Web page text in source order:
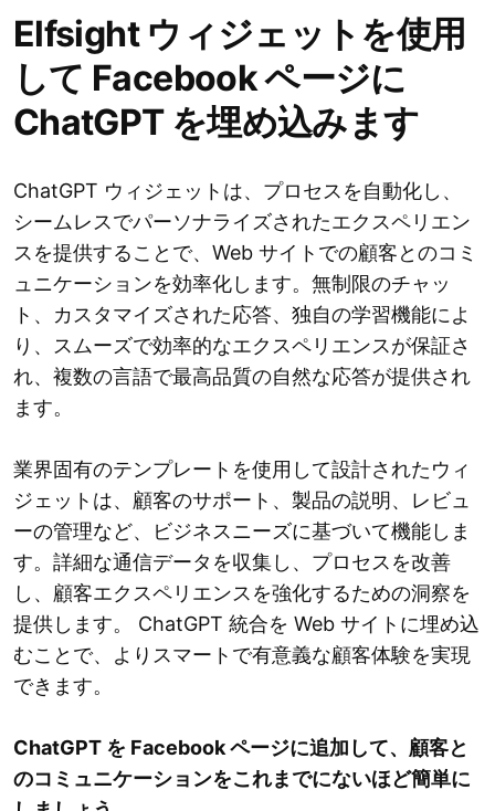
Elfsight ウィジェットを使用
して Facebook ページに
ChatGPT を埋め込みます
ChatGPT ウィジェットは、プロセスを自動化し、
シームレスでパーソナライズされたエクスペリエン
スを提供することで、Web サイトでの顧客とのコミ
ュニケーションを効率化します。無制限のチャッ
ト、カスタマイズされた応答、独自の学習機能によ
り、スムーズで効率的なエクスペリエンスが保証さ
れ、複数の言語で最高品質の自然な応答が提供され
ます。
業界固有のテンプレートを使用して設計されたウィ
ジェットは、顧客のサポート、製品の説明、レビュ
ーの管理など、ビジネスニーズに基づいて機能しま
す。詳細な通信データを収集し、プロセスを改善
し、顧客エクスペリエンスを強化するための洞察を
提供します。 ChatGPT 統合を Web サイトに埋め込
むことで、よりスマートで有意義な顧客体験を実現
できます。
ChatGPT を Facebook ページに追加して、顧客と
のコミュニケーションをこれまでにないほど簡単に